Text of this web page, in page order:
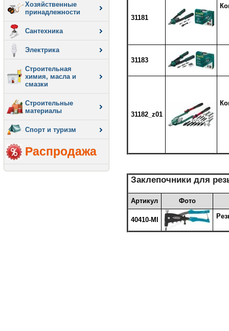
Хозяйственные
принадлежности
Сантехника
Электрика
Строительная
химия, масла и
смазки
Строительные
материалы
Спорт и туризм
Распродажа
31181
31183
31182_z01
Заклепочники для
Артикул Фото
40410-MI